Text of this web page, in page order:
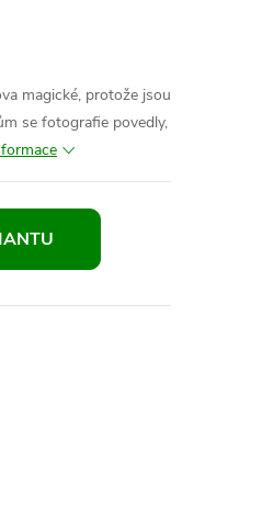
magické, protože jsou
se fotografie povedly,